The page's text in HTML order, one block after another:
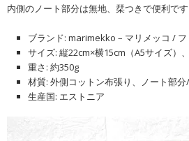
内側のノート部分は無地、栞つきで便利です
ブランド: marimekko – マリメッコ /
サイズ: 縦22cm×横15cm（A5サイズ）
重さ: 約350g
材質: 外側コットン布張り、ノート部
生産国: エストニア